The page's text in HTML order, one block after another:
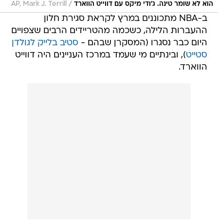
הוא לא שומר טינה. ג'ודי מיקס עם דווייט הווארד /
AP, Mark J. Terrill
ב-NBA מתכוננים במרץ לקראת סגירת חלון
ההעברות הלילה, כשכמה מהטריידים הרבים שצפויים
היום כבר נסגרו (המסקרן שבהם - סטיב בלייק לגולדן
סטייט), ובינתיים מי שעמד במרכז העניינים היה דווייט
הווארד.